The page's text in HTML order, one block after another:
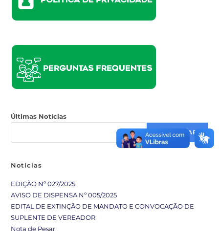
Últimas Notícias
PESQUISAR
Notícias
EDIÇÃO Nº 027/2025
AVISO DE DISPENSA Nº 005/2025
EDITAL DE EXTINÇÃO DE MANDATO E CONVOCAÇÃO DE
SUPLENTE DE VEREADOR
Nota de Pesar